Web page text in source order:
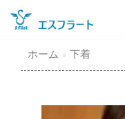
コ
ン
ン
ホーム » 下着